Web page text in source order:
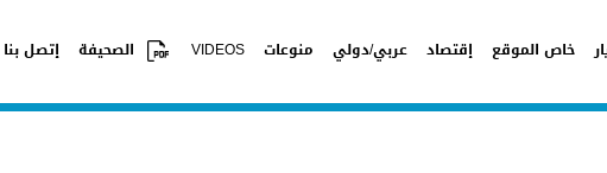
خاص الموقع إقتصاد عربي/دولي منوعات VIDEOS الصحيفة إتصل بنا